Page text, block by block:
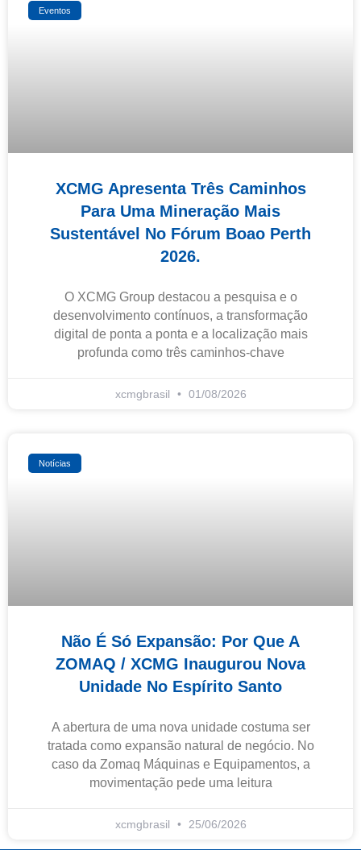
Eventos
XCMG Apresenta Três Caminhos
Para Uma Mineração Mais
Sustentável No Fórum Boao Perth
2026.
O XCMG Group destacou a pesquisa e o
desenvolvimento contínuos, a transformação
digital de ponta a ponta e a localização mais
profunda como três caminhos-chave
xcmgbrasil 01/08/2026
Notícias
Não É Só Expansão: Por Que A
ZOMAQ / XCMG Inaugurou Nova
Unidade No Espírito Santo
A abertura de uma nova unidade costuma ser
tratada como expansão natural de negócio. No
caso da Zomaq Máquinas e Equipamentos, a
movimentação pede uma leitura
xcmgbrasil 25/06/2026